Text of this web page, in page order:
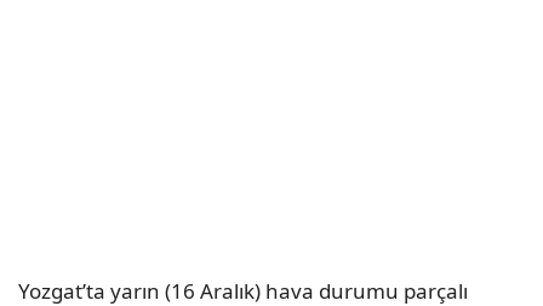
Yozgat’ta yarın (16 Aralık) hava durumu parçalı